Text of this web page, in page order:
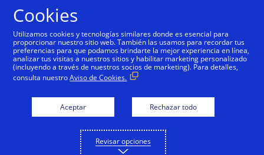
Se dispara la adopción
de Tap to Phone de Visa:
crecimiento interanual
de 200% en todo el
mundo
Cookies
Utilizamos cookies y tecnologías similares donde es esencial para
proporcionar nuestro sitio web. También las usamos para recordar tus
preferencias para que podamos brindarte la mejor experiencia en línea,
analizar tus visitas a nuestros sitios y habilitar marketing personalizado
(incluyendo a través de nuestros socios de marketing). Para detalles,
consulta nuestroAviso de Cookies.
Aceptar Rechazar todo
Revisar opciones